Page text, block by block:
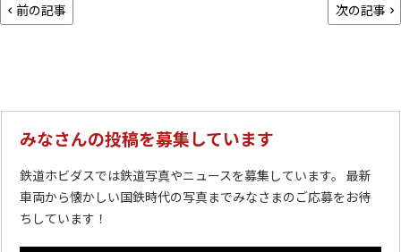
前の記事 次の記事
みなさんの投稿を募集しています
鉄道ホビダスでは鉄道写真やニュースを募集しています。 最新
車両から懐かしい国鉄時代の写真までみなさまのご応募をお待
ちしています！